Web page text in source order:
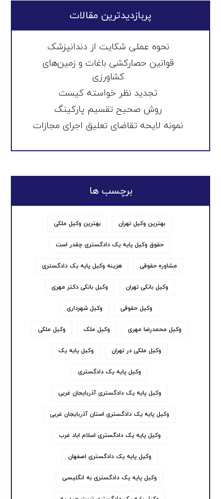
پربازدیدترین مقالات
نحوه عملی شکایت از دندانپزشک
قوانین حصارکشی باغات و زمین‌های
کشاورزی
تجدید نظر خواسته کیست
روش صحیح تقسیم پارکینگ
نمونه لایحه تقاضای تعلیق اجرای مجازات
برچسب ها
بهترین وکیل تهران بهترین وکیل ملکی
حقوق وکیل پایه یک دادگستری چقدر است
مشاوره حقوقی هزینه وکیل پایه یک دادگستری
وکیل بانکی تهران وکیل بانکی دکتر مهری
وکیل حقوقی وکیل شهرداری
وکیل محمدرضا مهری وکیل ملک وکیل ملکی
وکیل ملکی در تهران وکیل پایه یک
وکیل پایه یک دادگستری
وکیل پایه یک دادگستری آذربایجان غربی
وکیل پایه یک دادگستری استان آذربایجان غربی
وکیل پایه یک دادگستری اسلام اباد غرب
وکیل پایه یک دادگستری اصفهان
وکیل پایه یک دادگستری به انگلیسی